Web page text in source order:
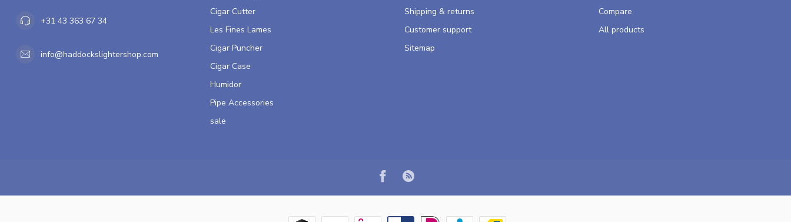
+31 43 363 67 34
info@haddockslightershop.com
Cigar Cutter
Les Fines Lames
Cigar Puncher
Cigar Case
Humidor
Pipe Accessories
sale
Shipping & returns
Customer support
Sitemap
Compare
All products